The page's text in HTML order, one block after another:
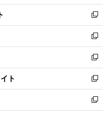
開
く
ウ
で
開
く
ン
ド
ウ
で
開
く
ウ
ィ
ン
ド
ウ
で
開
く
新
し
い
ウ
ィ
ン
ド
ウ
で
開
新
し
い
ウ
ィ
ン
ド
ウ
新
し
い
ウ
ィ
ン
ト
新
し
い
ウ
新
し